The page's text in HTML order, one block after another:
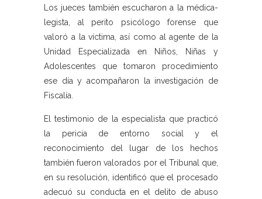
Los jueces también escucharon a la médica-
legista, al perito psicólogo forense que
valoró a la víctima, así como al agente de la
Unidad Especializada en Niños, Niñas y
Adolescentes que tomaron procedimiento
ese día y acompañaron la investigación de
Fiscalía.
El testimonio de la especialista que practicó
la pericia de entorno social y el
reconocimiento del lugar de los hechos
también fueron valorados por el Tribunal que,
en su resolución, identificó que el procesado
adecuó su conducta en el delito de abuso